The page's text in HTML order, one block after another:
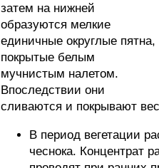
затем на нижней
образуются мелкие
единичные округлые пятна,
покрытые белым
мучнистым налетом.
Впоследствии они
сливаются и покрывают
В период вегетации
чеснока. Концентрат